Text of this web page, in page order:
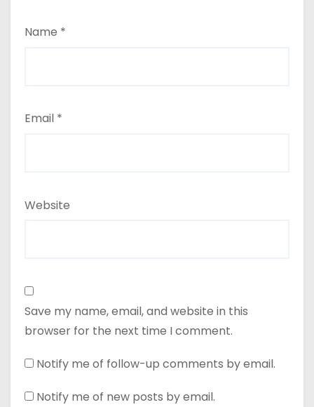
Name *
Email *
Website
Save my name, email, and website in this
browser for the next time I comment.
Notify me of follow-up comments by email.
Notify me of new posts by email.